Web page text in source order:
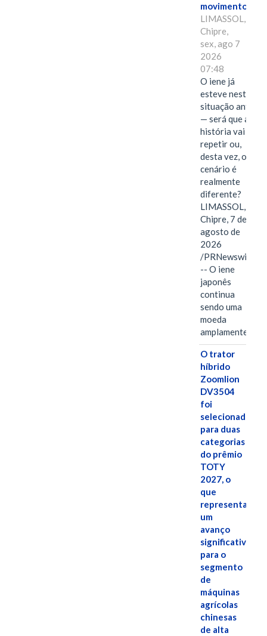
movimento.
LIMASSOL,
Chipre,
sex, ago 7
2026
07:48
O iene já
esteve nesta
situação antes
— será que a
história vai se
repetir ou,
desta vez, o
cenário é
realmente
diferente?
LIMASSOL,
Chipre, 7 de
agosto de
2026
/PRNewswire/
-- O iene
japonês
continua
sendo uma
moeda
amplamente…
O trator
híbrido
Zoomlion
DV3504
foi
selecionado
para duas
categorias
do prêmio
TOTY
2027, o
que
representa
um
avanço
significativo
para o
segmento
de
máquinas
agrícolas
chinesas
de alta